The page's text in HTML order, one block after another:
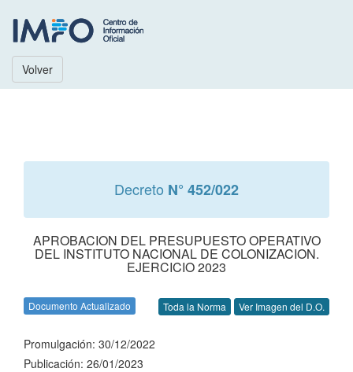
Volver
Decreto N° 452/022
APROBACION DEL PRESUPUESTO OPERATIVO
DEL INSTITUTO NACIONAL DE COLONIZACION.
EJERCICIO 2023
Documento Actualizado Toda la Norma Ver Imagen del D.O.
Promulgación: 30/12/2022
Publicación: 26/01/2023